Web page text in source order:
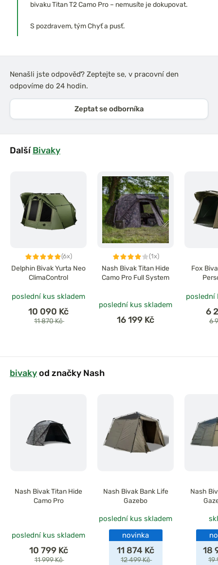
bivaku Titan T2 Camo Pro – nemusíte je dokupovat.
S pozdravem, tým Chyť a pusť.
Nenašli jste odpověď? Zeptejte se, v pracovní den
odpovíme do 24 hodin.
Zeptat se odborníka
DalšíBivaky
(6x)
Delphin Bivak Yurta Neo
ClimaControl
poslední kus skladem
10 090 Kč
11 870 Kč
(1x)
Nash Bivak Titan Hide
Camo Pro Full System
poslední kus skladem
16 199 Kč
Fox
poslední
6
6
bivakyod značky Nash
Nash Bivak Titan Hide
Camo Pro
poslední kus skladem
10 799 Kč
11 999 Kč
Nash Bivak Bank Life
Gazebo
poslední kus skladem
novinka
11 874 Kč
12 499 Kč
Nash
18
19